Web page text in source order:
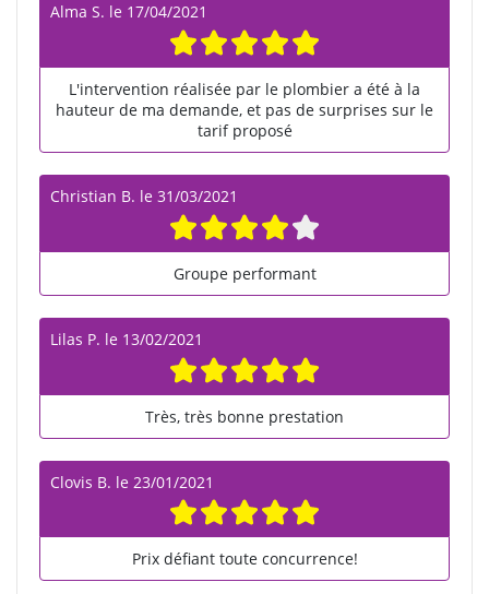
Alma S. le 17/04/2021
L'intervention réalisée par le plombier a été à la
hauteur de ma demande, et pas de surprises sur le
tarif proposé
Christian B. le 31/03/2021
Groupe performant
Lilas P. le 13/02/2021
Très, très bonne prestation
Clovis B. le 23/01/2021
Prix défiant toute concurrence!